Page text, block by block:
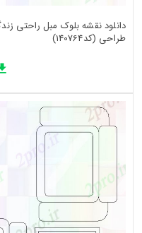
طراحی (کد140764)